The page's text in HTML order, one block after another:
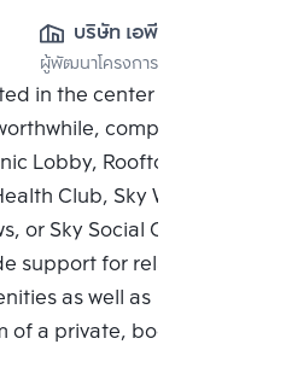
บริษัท เอพี (รัช
โยธิน) จำกัด
ผู้พัฒนาโครงการ
in the center of the
complete, and
Lobby, Rooftop Facilities
Club, Sky Work Space
or Sky Social Club,
support for relaxing in
as well as
a private, bookable